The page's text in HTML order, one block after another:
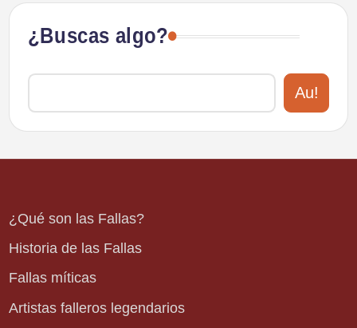
¿Buscas algo?
Au!
¿Qué son las Fallas?
Historia de las Fallas
Fallas míticas
Artistas falleros legendarios